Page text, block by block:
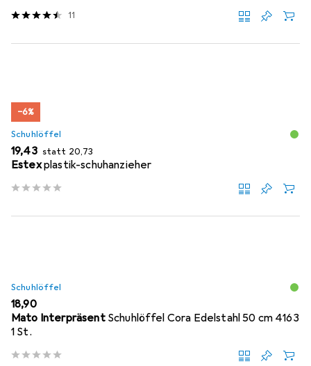
11
−6%
Schuhlöffel
EUR
19,43 statt EUR
20,73
Estexplastik-schuhanzieher
Schuhlöffel
EUR
18,90
Mato Interpräsent Schuhlöffel Cora Edelstahl 50 cm 4163
1 St.